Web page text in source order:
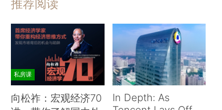
推荐阅读
私房课
向松祚：宏观经济70
In Depth: As